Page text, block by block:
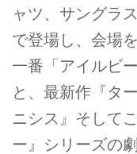
ャツ、サングラ
で登場し、会場
一番「アイルビ
と、最新作『タ
ニシス』そして
ー』シリーズの